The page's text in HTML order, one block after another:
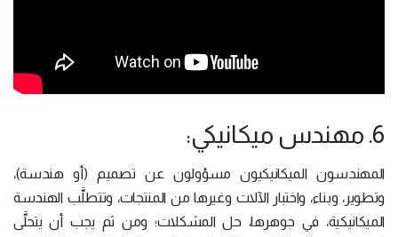
6. مهندس ميكانيكي:
المهندسون الميكانيكيون مسؤولون عن تصميم (أو هندسة)،
وتطوير، وبناء، واختبار الآلات وغيرها من المنتجات، وتتطلَّب الهندسة
الميكانيكية، في جوهرها، حل المشكلات؛ ومن ثم يجب أن يتحلَّى